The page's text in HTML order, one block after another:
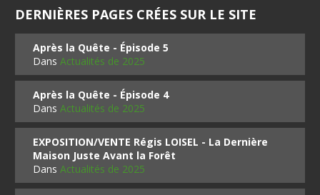
DERNIÈRES PAGES CRÉES SUR LE SITE
Après la Quête - Épisode 5
DansActualités de 2025
Après la Quête - Épisode 4
DansActualités de 2025
EXPOSITION/VENTE Régis LOISEL - La Dernière
Maison Juste Avant la Forêt
DansActualités de 2025